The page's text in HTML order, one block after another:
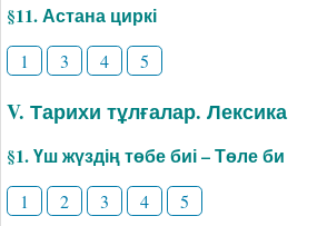
§11. Астана циркі
1 3 4 5
V. Тарихи тұлғалар. Лексика
§1. Үш жүздің төбе биі – Төле би
1 2 3 4 5